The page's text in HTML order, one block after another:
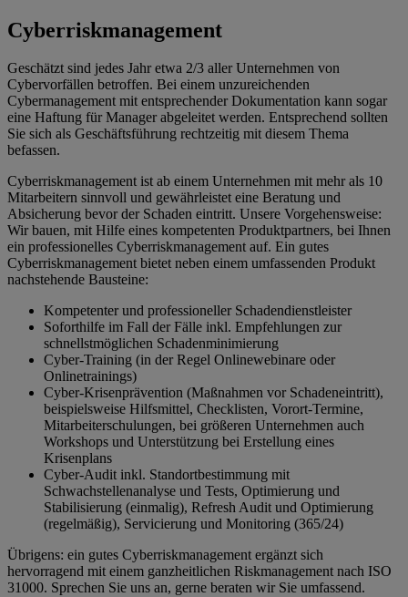
Cyberriskmanagement
Geschätzt sind jedes Jahr etwa 2/3 aller Unternehmen von
Cybervorfällen betroffen. Bei einem unzureichenden
Cybermanagement mit entsprechender Dokumentation kann sogar
eine Haftung für Manager abgeleitet werden. Entsprechend sollten
Sie sich als Geschäftsführung rechtzeitig mit diesem Thema
befassen.
Cyberriskmanagement ist ab einem Unternehmen mit mehr als 10
Mitarbeitern sinnvoll und gewährleistet eine Beratung und
Absicherung bevor der Schaden eintritt. Unsere Vorgehensweise:
Wir bauen, mit Hilfe eines kompetenten Produktpartners, bei Ihnen
ein professionelles Cyberriskmanagement auf. Ein gutes
Cyberriskmanagement bietet neben einem umfassenden Produkt
nachstehende Bausteine:
Kompetenter und professioneller Schadendienstleister
Soforthilfe im Fall der Fälle inkl. Empfehlungen zur
schnellstmöglichen Schadenminimierung
Cyber-Training (in der Regel Onlinewebinare oder
Onlinetrainings)
Cyber-Krisenprävention (Maßnahmen vor Schadeneintritt),
beispielsweise Hilfsmittel, Checklisten, Vorort-Termine,
Mitarbeiterschulungen, bei größeren Unternehmen auch
Workshops und Unterstützung bei Erstellung eines
Krisenplans
Cyber-Audit inkl. Standortbestimmung mit
Schwachstellenanalyse und Tests, Optimierung und
Stabilisierung (einmalig), Refresh Audit und Optimierung
(regelmäßig), Servicierung und Monitoring (365/24)
Übrigens: ein gutes Cyberriskmanagement ergänzt sich
hervorragend mit einem ganzheitlichen Riskmanagement nach ISO
31000. Sprechen Sie uns an, gerne beraten wir Sie umfassend.